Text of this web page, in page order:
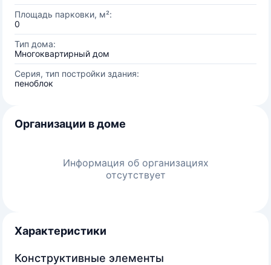
Площадь парковки, м²:
0
Тип дома:
Многоквартирный дом
Серия, тип постройки здания:
пеноблок
Организации в доме
Информация об организациях
отсутствует
Характеристики
Конструктивные элементы